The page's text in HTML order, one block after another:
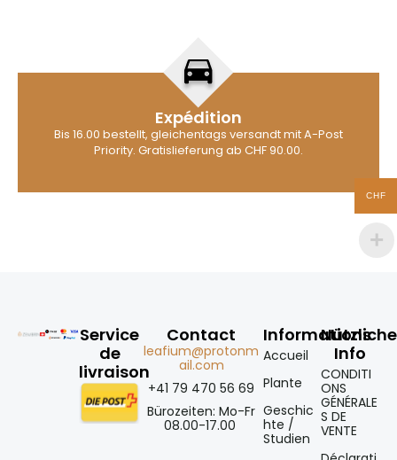
Expédition
Bis 16.00 bestellt, gleichentags versandt mit A-Post
Priority. Gratislieferung ab CHF 90.00.
Service
de
livraison
Informations
Accueil
Plante
Geschic
hte /
Studien
Nützliche
Info
CONDITI
ONS
GÉNÉRALE
S DE
VENTE
Contact
leafium@protonm
ail.com
+41 79 470 56 69
Bürozeiten: Mo-Fr
08.00-17.00
CHF